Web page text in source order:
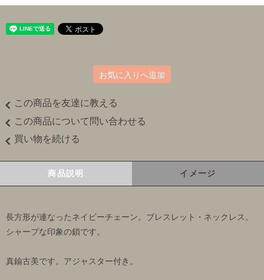
お気に入りへ追加
この商品を友達に教える
この商品について問い合わせる
買い物を続ける
商品説明 イメージ
長方形が連なったネイビーチェーン。ブレスレット・ネックレス。
シャープな印象の鎖です。
真鍮古美です。アジャスター付き。